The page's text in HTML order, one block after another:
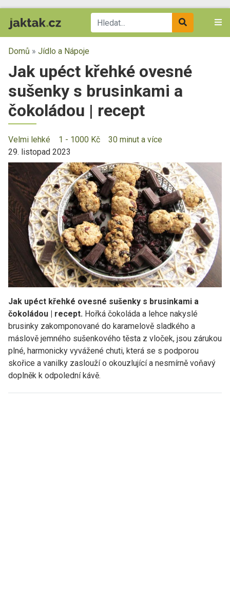
Domů » Jídlo a Nápoje
Jak upéct křehké ovesné
sušenky s brusinkami a
čokoládou | recept
Velmi lehké 1 - 1000 Kč
30 minut a více
29. listopad 2023
Jak upéct křehké ovesné sušenky s brusinkami a
čokoládou | recept. Hořká čokoláda a lehce nakyslé
brusinky zakomponované do karamelově sladkého a
máslově jemného sušenkového těsta z vloček, jsou zárukou
plné, harmonicky vyvážené chuti, která se s podporou
skořice a vanilky zaslouží o okouzlující a nesmírně voňavý
doplněk k odpolední kávě.